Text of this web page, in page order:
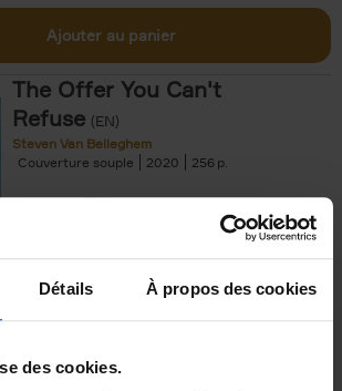
Détails À propos des cookies
des cookies.
Ajouter au panier
The Offer You Can't
Refuse (EN)
Steven Van Belleghem
Couverture souple
2020 256
€37,50